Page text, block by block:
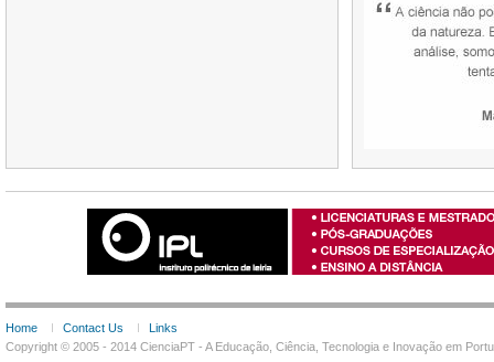
Home Contact Us
Links
Copyright © 2005 - 2014 CienciaPT - A Educação, Ciência, Tecnologia e Inovação em